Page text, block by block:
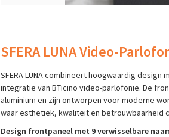
SFERA LUNA Video-
SFERA LUNA combineert hoogwaardig
integratie van BTicino video-parlofonie. De
aluminium en zijn ontworpen voor moderne
waar esthetiek, kwaliteit en betrouwbaarheid
Design frontpaneel met 9 verwisselbare